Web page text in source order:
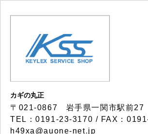
カギの丸正
〒021-0867 岩手県一関市駅前27
TEL：0191-23-3170 / FAX：
h49xa@auone-net.jp